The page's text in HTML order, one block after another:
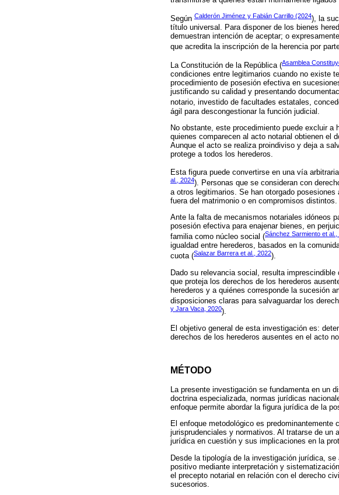
Según Calderón Jiménez y Fabián Carrillo (2024), la
título universal. Para disponer de los bienes
demuestran intención de aceptar; o
que acredita la inscripción de la herencia por
La Constitución de la República (Asamblea
condiciones entre legitimarios cuando no existe
procedimiento de posesión efectiva en
justificando su calidad y presentando
notario, investido de facultades estatales,
ágil para descongestionar la función judicial.
No obstante, este procedimiento puede excluir
quienes comparecen al acto notarial obtienen el
Aunque el acto se realiza proindiviso y deja a
protege a todos los herederos.
Esta figura puede convertirse en una vía
al., 2024). Personas que se consideran con
a otros legitimarios. Se han otorgado
fuera del matrimonio o en compromisos distintos.
Ante la falta de mecanismos notariales idóneos
posesión efectiva para enajenar bienes, en
familia como núcleo social (Sánchez Sarmiento et al.,
igualdad entre herederos, basados en la
cuota (Salazar Barrera et al., 2022).
Dado su relevancia social, resulta
que proteja los derechos de los herederos
herederos y a quiénes corresponde la sucesión
disposiciones claras para salvaguardar los
y Jara Vaca, 2020).
El objetivo general de esta investigación es:
derechos de los herederos ausentes en el acto
MÉTODO
La presente investigación se fundamenta en un
doctrina especializada, normas jurídicas
enfoque permite abordar la figura jurídica de la
El enfoque metodológico es
jurisprudenciales y normativos. Al tratarse de
jurídica en cuestión y sus implicaciones en la
Desde la tipología de la investigación jurídica,
positivo mediante interpretación y
el precepto notarial en relación con el derecho
sucesorios.